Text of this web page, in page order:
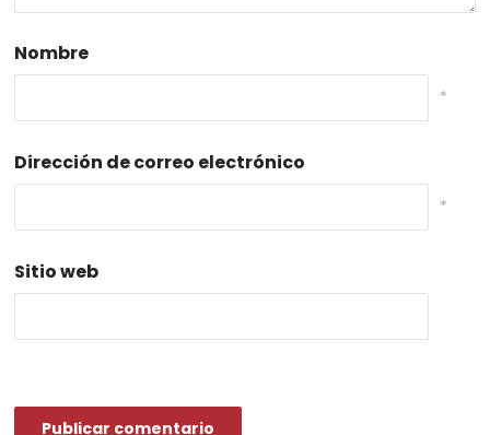
Nombre
*
Dirección de correo electrónico
*
Sitio web